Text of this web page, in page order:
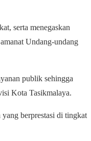
serta menegaskan
Undang-undang
publik sehingga
Kota Tasikmalaya.
berprestasi di tingkat